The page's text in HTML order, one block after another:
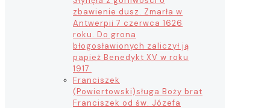
zbawienie dusz. Zmarła w
Antwerpii 7 czerwca 1626
roku. Do grona
błogosławionych zaliczył ją
papież Benedykt XV w roku
1917.
Franciszek
(Powiertowski)sługa Boży brat
Franciszek od św. Józefa